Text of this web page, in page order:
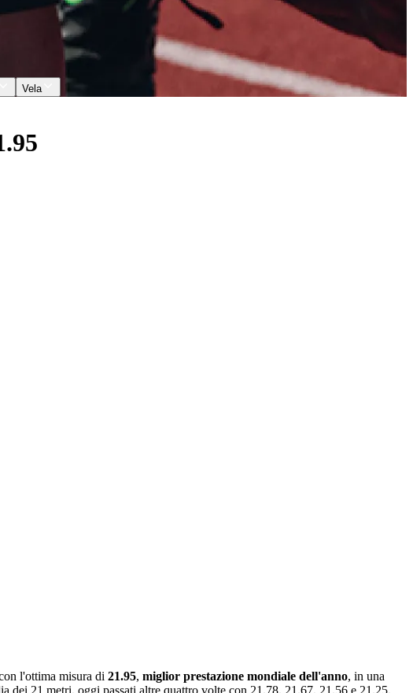
Vela
l'ottima misura di 21.95, miglior prestazione mondiale dell'anno, in una
dei 21 metri, oggi passati altre quattro volte con 21.78, 21.67, 21.56 e 21.25,